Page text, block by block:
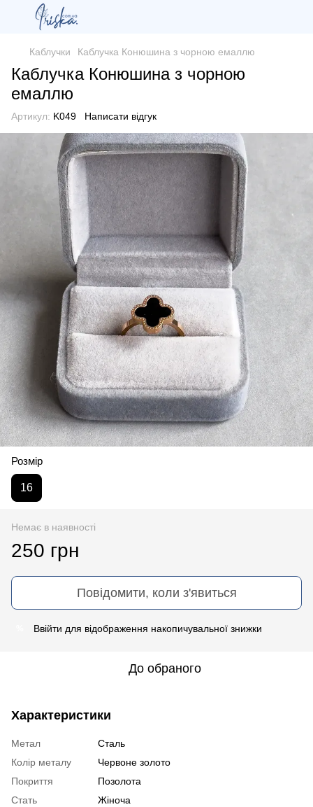
Каблучки Каблучка Конюшина з чорною емаллю
Каблучка Конюшина з чорною
емаллю
Артикул: K049 Написати відгук
Розмір
16
Немає в наявності
250 грн
Повідомити, коли з'явиться
Ввійти для відображення накопичувальної знижки
До обраного
Характеристики
Метал
Сталь
Колір металу
Червоне золото
Покриття
Позолота
Стать
Жіноча